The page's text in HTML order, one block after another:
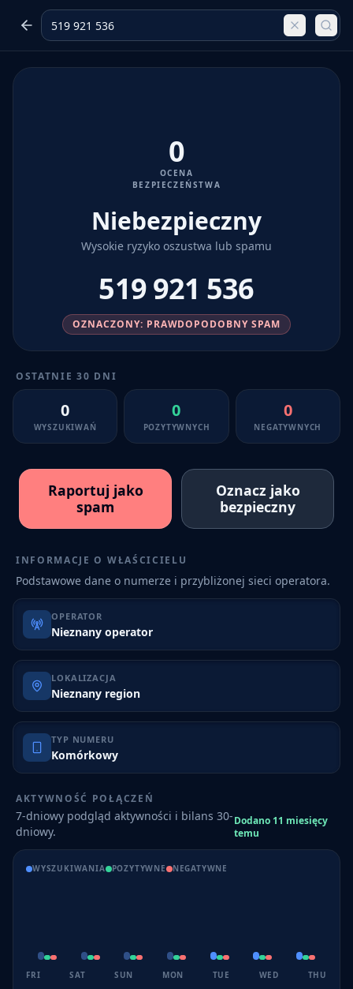
0
OCENA
BEZPIECZEŃSTWA
Niebezpieczny
Wysokie ryzyko oszustwa lub spamu
519 921 536
OZNACZONY: PRAWDOPODOBNY SPAM
OSTATNIE 30 DNI
0
WYSZUKIWAŃ
0
POZYTYWNYCH
0
NEGATYWNYCH
Raportuj jako
spam
Oznacz jako
bezpieczny
INFORMACJE O WŁAŚCICIELU
Podstawowe dane o numerze i przybliżonej sieci operatora.
OPERATOR
Nieznany operator
LOKALIZACJA
Nieznany region
TYP NUMERU
Komórkowy
AKTYWNOŚĆ POŁĄCZEŃ
7-dniowy podgląd aktywności i bilans 30-
dniowy.
Dodano 11 miesięcy
temu
WYSZUKIWANIA POZYTYWNE NEGATYWNE
FRI SAT SUN MON TUE WED THU